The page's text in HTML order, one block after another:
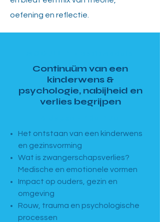
oefening en reflectie.
Continuüm van een
kinderwens &
psychologie, nabijheid en
verlies begrijpen
Het ontstaan van een kinderwens
en gezinsvorming
Wat is zwangerschapsverlies?
Medische en emotionele vormen
Impact op ouders, gezin en
omgeving
Rouw, trauma en psychologische
processen